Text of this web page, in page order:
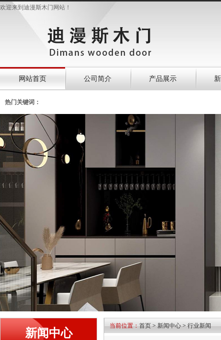
欢迎来到迪漫斯木门网站！
网站首页 公司简介 产品展示
热门关键词：
新闻中心
当前位置：首页>新闻中心>行业新闻